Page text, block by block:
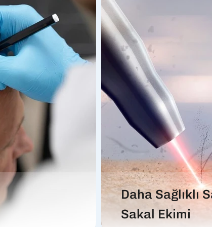
Daha Sağlıklı
Sakal Ekimi